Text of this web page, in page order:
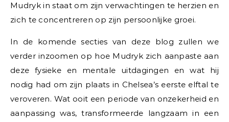
Mudryk in staat om zijn verwachtingen te herzien en
zich te concentreren op zijn persoonlijke groei.
In de komende secties van deze blog zullen we
verder inzoomen op hoe Mudryk zich aanpaste aan
deze fysieke en mentale uitdagingen en wat hij
nodig had om zijn plaats in Chelsea’s eerste elftal te
veroveren. Wat ooit een periode van onzekerheid en
aanpassing was, transformeerde langzaam in een